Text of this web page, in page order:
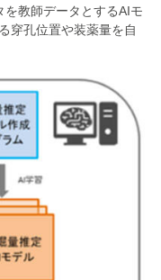
教師データとするAIモ
穿孔位置や装薬量を自